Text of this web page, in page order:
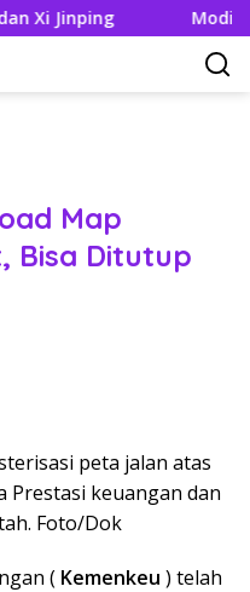
Jinping Modifikasi
Map
Bisa Ditutup
peta jalan atas
Prestasi keuangan dan
Foto/Dok
( Kemenkeu ) telah